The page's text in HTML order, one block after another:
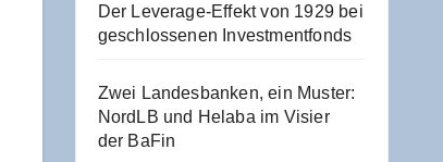
Der Levera­ge-Effekt von 1929 bei
geschlos­se­nen Investmentfonds
Zwei Lan­des­ban­ken, ein Mus­ter:
NordLB und Hela­ba im Visier
der BaFin